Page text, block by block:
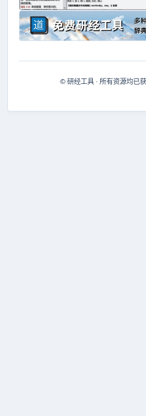
© 研经工具 · 所有资源均已